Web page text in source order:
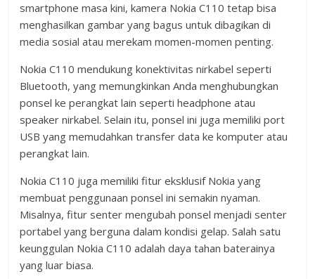
smartphone masa kini, kamera Nokia C110 tetap bisa
menghasilkan gambar yang bagus untuk dibagikan di
media sosial atau merekam momen-momen penting.
Nokia C110 mendukung konektivitas nirkabel seperti
Bluetooth, yang memungkinkan Anda menghubungkan
ponsel ke perangkat lain seperti headphone atau
speaker nirkabel. Selain itu, ponsel ini juga memiliki port
USB yang memudahkan transfer data ke komputer atau
perangkat lain.
Nokia C110 juga memiliki fitur eksklusif Nokia yang
membuat penggunaan ponsel ini semakin nyaman.
Misalnya, fitur senter mengubah ponsel menjadi senter
portabel yang berguna dalam kondisi gelap. Salah satu
keunggulan Nokia C110 adalah daya tahan baterainya
yang luar biasa.